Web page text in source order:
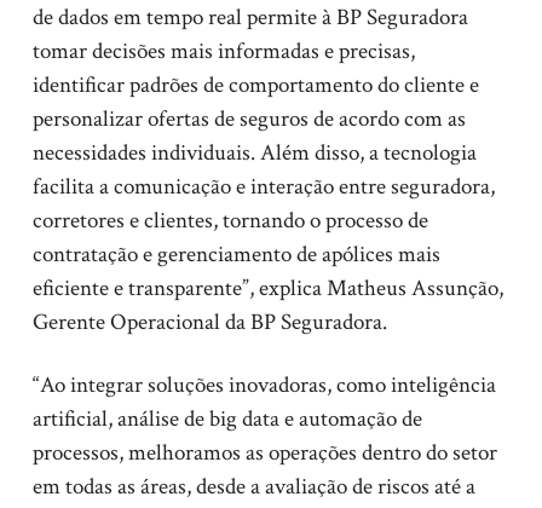
de dados em tempo real permite à BP Seguradora
tomar decisões mais informadas e precisas,
identificar padrões de comportamento do cliente e
personalizar ofertas de seguros de acordo com as
necessidades individuais. Além disso, a tecnologia
facilita a comunicação e interação entre seguradora,
corretores e clientes, tornando o processo de
contratação e gerenciamento de apólices mais
eficiente e transparente”, explica Matheus Assunção,
Gerente Operacional da BP Seguradora.
“Ao integrar soluções inovadoras, como inteligência
artificial, análise de big data e automação de
processos, melhoramos as operações dentro do setor
em todas as áreas, desde a avaliação de riscos até a